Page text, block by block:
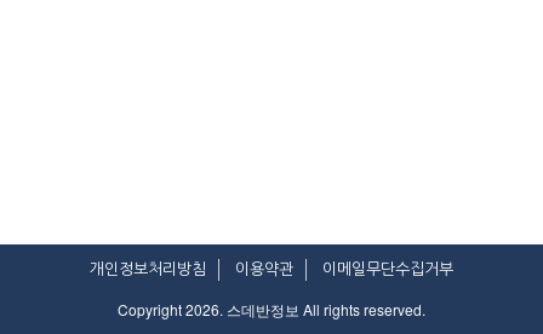
개인정보처리방침 이용약관 이메일무단수집거부
Copyright 2026. 스데반정보 All rights reserved.